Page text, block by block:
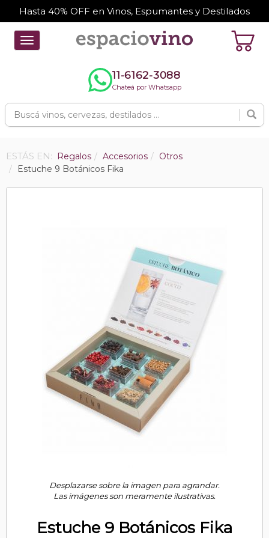
Hasta 40% OFF en Vinos, Espumantes y Destilados
Toggle
navigation
11-6162-3088
Chateá por Whatsapp
ESTÁS EN: Regalos Accesorios
Otros
Estuche 9 Botánicos Fika
Desplazarse sobre la imagen para agrandar.
Las imágenes son meramente ilustrativas.
Estuche 9 Botánicos Fika